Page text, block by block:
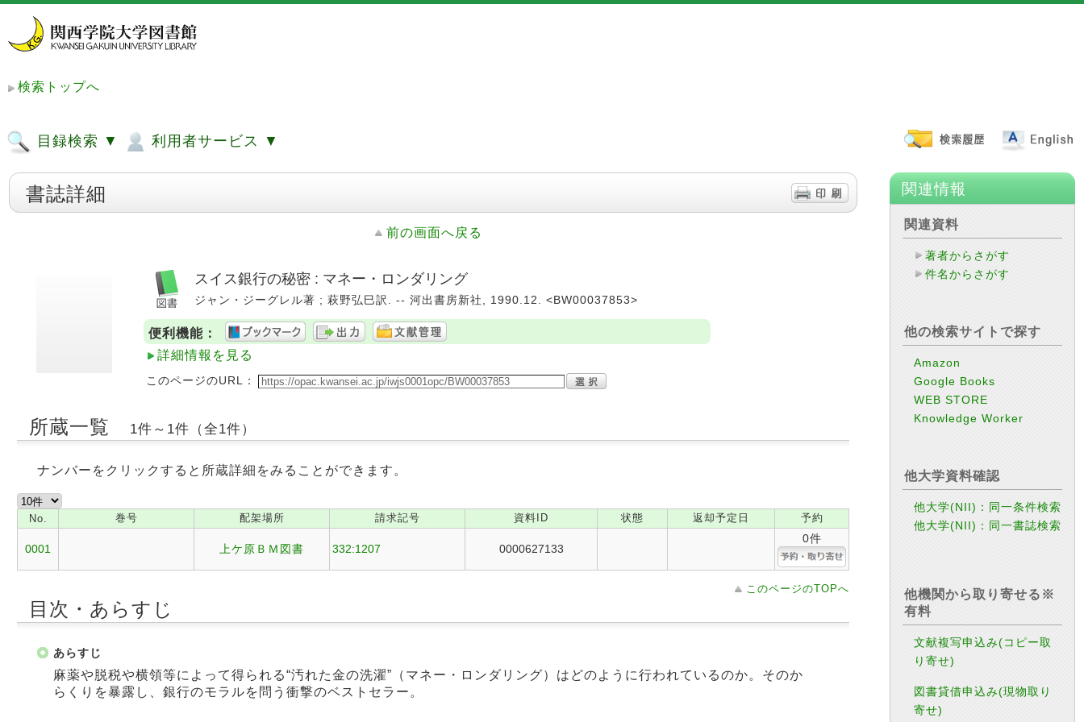
検索トップへ
目録検索 ▼ 利用者サービス ▼
書誌詳細
前の画面へ戻る
スイス銀行の秘密 : マネー・ロンダリング
ジャン・ジーグレル著 ; 萩野弘巳訳. -- 河出書房新社, 1990.12. <BW00037853>
便利機能：
詳細情報を見る
このページのURL：
所蔵一覧 1件～1件（全1件）
ナンバーをクリックすると所蔵詳細をみることができます。
No. 巻号 配架場所 請求記号 資料ID 状態 返却予定日 予約
0001 上ケ原ＢＭ図書 332:1207 0000627133
0件
このページのTOPへ
目次・あらすじ
あらすじ
麻薬や脱税や横領等によって得られる“汚れた金の洗濯”（マネー・ロンダリング）はどのように行われているのか。そのか
らくりを暴露し、銀行のモラルを問う衝撃のベストセラー。
関連情報
関連資料
著者からさがす
件名からさがす
他の検索サイトで探す
Amazon
Google Books
WEB STORE
Knowledge Worker
他大学資料確認
他大学(NII)：同一条件検索
他大学(NII)：同一書誌検索
他機関から取り寄せる※
有料
文献複写申込み(コピー取
り寄せ)
図書貸借申込み(現物取り
寄せ)